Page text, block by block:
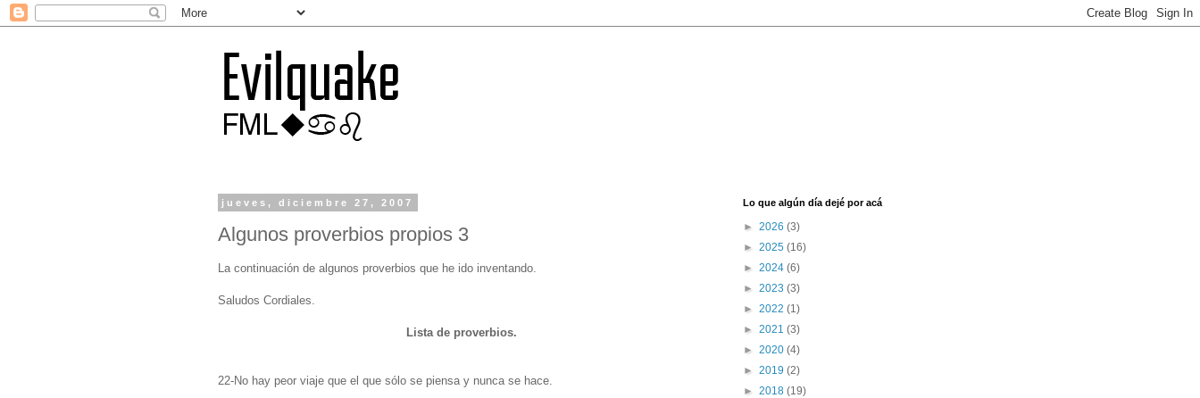
jueves, diciembre 27, 2007
Algunos proverbios propios 3
La continuación de algunos proverbios que he ido inventando.
Saludos Cordiales.
Lista de proverbios.
22-No hay peor viaje que el que sólo se piensa y nunca se hace.
Lo que algún día dejé por acá
► 2026 (3)
► 2025 (16)
► 2024 (6)
► 2023 (3)
► 2022 (1)
► 2021 (3)
► 2020 (4)
► 2019 (2)
► 2018 (19)